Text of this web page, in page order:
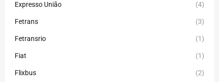
Expresso União (4)
Fetrans (3)
Fetransrio (1)
Fiat (1)
Flixbus (2)